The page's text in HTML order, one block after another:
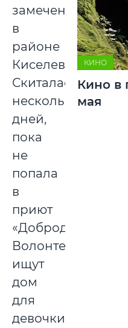
замечена
в
районе
Киселевич.
Скиталась
несколько
дней,
пока
не
попала
в
приют
«Добродетель».
Волонтеры
ищут
дом
для
девочки
КИНО
Кино в
мая